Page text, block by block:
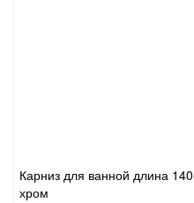
Карниз для ванной длина
хром